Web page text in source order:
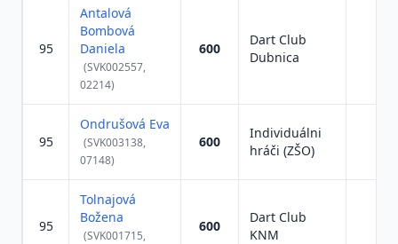
95
Antalová
Bombová
Daniela
(SVK002557,
02214)
600
Dart Club
Dubnica
95
Ondrušová Eva
(SVK003138,
07148)
600
Individuálni
hráči (ZŠO)
95
Tolnajová
Božena
(SVK001715,
600
Dart Club
KNM